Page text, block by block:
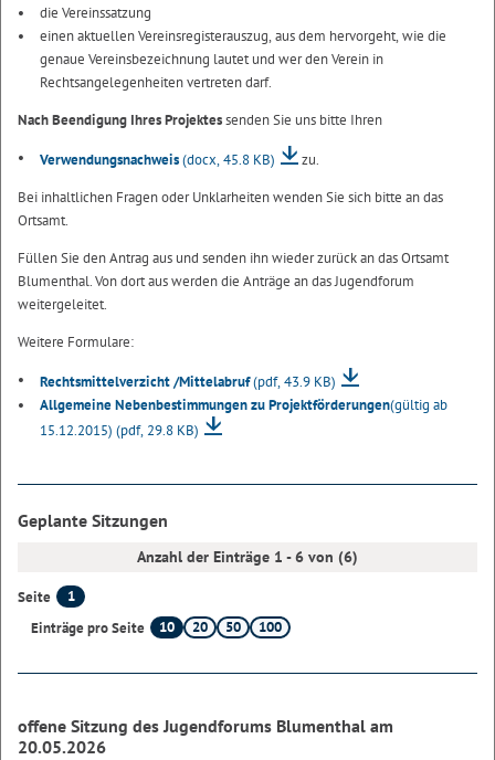
die Vereinssatzung
einen aktuellen Vereinsregisterauszug, aus dem hervorgeht, wie die
genaue Vereinsbezeichnung lautet und wer den Verein in
Rechtsangelegenheiten vertreten darf.
Nach Beendigung Ihres Projektessenden Sie uns bitte Ihren
Verwendungsnachweis(docx, 45.8 KB)
zu.
Bei inhaltlichen Fragen oder Unklarheiten wenden Sie sich bitte an das
Ortsamt.
Füllen Sie den Antrag aus und senden ihn wieder zurück an das Ortsamt
Blumenthal. Von dort aus werden die Anträge an das Jugendforum
weitergeleitet.
Weitere Formulare:
Rechtsmittelverzicht /Mittelabruf(pdf, 43.9 KB)
Allgemeine Nebenbestimmungen zu Projektförderungen(gültig ab
15.12.2015) (pdf, 29.8 KB)
Geplante Sitzungen
Anzahl der Einträge 1 - 6 von (6)
Seite
1
Einträge pro Seite
10 20 50 100
offene Sitzung des Jugendforums Blumenthal am
20.05.2026